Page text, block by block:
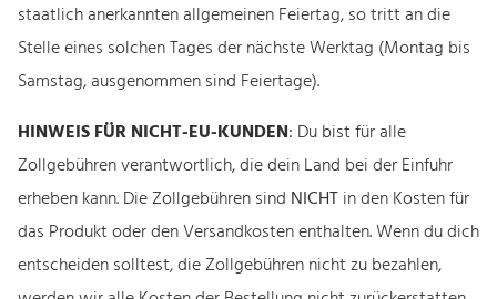
staatlich anerkannten allgemeinen Feiertag, so tritt an die
Stelle eines solchen Tages der nächste Werktag (Montag bis
Samstag, ausgenommen sind Feiertage).
HINWEIS FÜR NICHT-EU-KUNDEN: Du bist für alle
Zollgebühren verantwortlich, die dein Land bei der Einfuhr
erheben kann. Die Zollgebühren sind NICHTin den Kosten für
das Produkt oder den Versandkosten enthalten. Wenn du dich
entscheiden solltest, die Zollgebühren nicht zu bezahlen,